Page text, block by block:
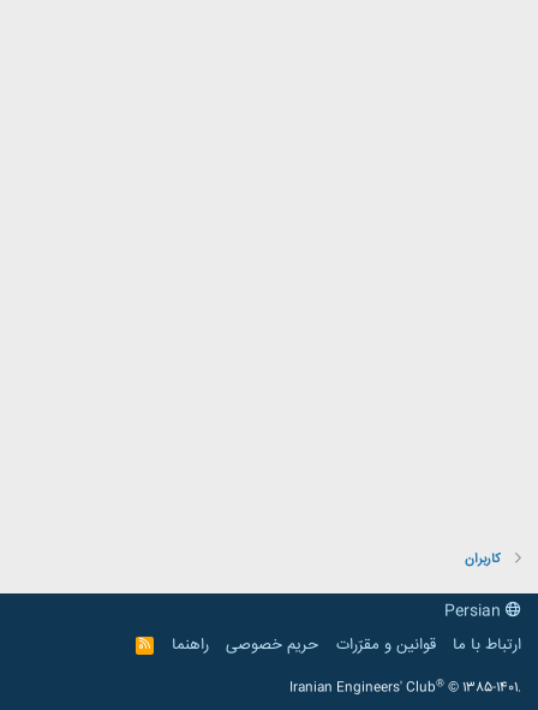
کاربران
ارتباط با ما
قوانین و مقرّرات حریم خصوصی راهنما
R
S
Iranian Engineers' Club® © 1385-1401.